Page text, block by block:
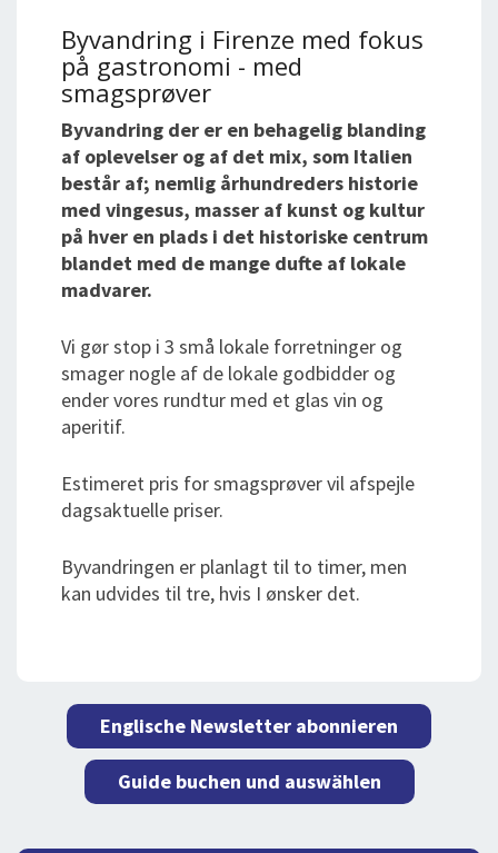
Byvandring i Firenze med fokus
på gastronomi - med
smagsprøver
Byvandring der er en behagelig blanding
af oplevelser og af det mix, som Italien
består af; nemlig århundreders historie
med vingesus, masser af kunst og kultur
på hver en plads i det historiske centrum
blandet med de mange dufte af lokale
madvarer.
Vi gør stop i 3 små lokale forretninger og
smager nogle af de lokale godbidder og
ender vores rundtur med et glas vin og
aperitif.
Estimeret pris for smagsprøver vil afspejle
dagsaktuelle priser.
Byvandringen er planlagt til to timer, men
kan udvides til tre, hvis I ønsker det.
Englische Newsletter abonnieren
Guide buchen und auswählen